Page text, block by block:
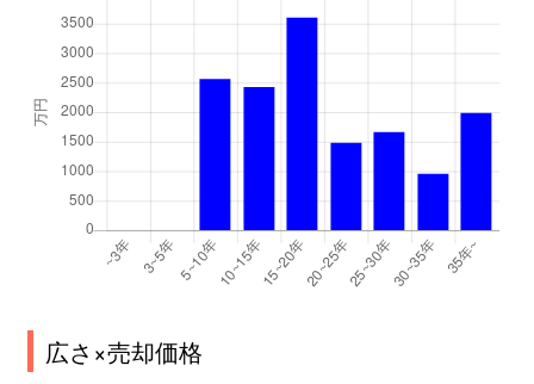
広さ×売却価格